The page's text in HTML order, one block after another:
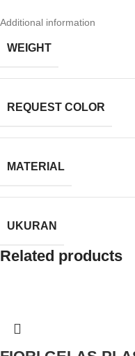
Additional information
WEIGHT
REQUEST COLOR
MATERIAL
UKURAN
Related products